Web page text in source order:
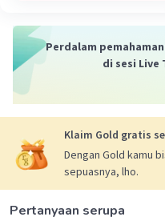
kehidupan sehari-
Bumi adalah
benda-benda
Gaya otot
oleh otot. Gaya
menggerakkan
Gaya gesek
Perdalam
di sesi Live
Klaim Gold gratis
Dengan Gold kamu
sepuasnya, lho.
Pertanyaan serupa